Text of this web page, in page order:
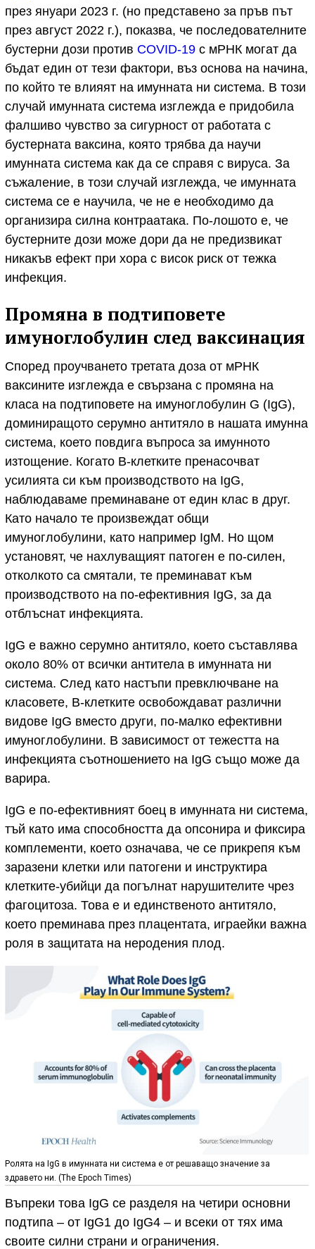
през януари 2023 г. (но представено за пръв път
през август 2022 г.), показва, че последователните
бустерни дози против COVID-19 с мРНК могат да
бъдат един от тези фактори, въз основа на начина,
по който те влияят на имунната ни система. В този
случай имунната система изглежда е придобила
фалшиво чувство за сигурност от работата с
бустерната ваксина, която трябва да научи
имунната система как да се справя с вируса. За
съжаление, в този случай изглежда, че имунната
система се е научила, че не е необходимо да
организира силна контраатака. По-лошото е, че
бустерните дози може дори да не предизвикат
никакъв ефект при хора с висок риск от тежка
инфекция.
Промяна в подтиповете
имуноглобулин след ваксинация
Според проучването третата доза от мРНК
ваксините изглежда е свързана с промяна на
класа на подтиповете на имуноглобулин G (IgG),
доминиращото серумно антитяло в нашата имунна
система, което повдига въпроса за имунното
изтощение. Когато В-клетките пренасочват
усилията си към производството на IgG,
наблюдаваме преминаване от един клас в друг.
Като начало те произвеждат общи
имуноглобулини, като например IgM. Но щом
установят, че нахлуващият патоген е по-силен,
отколкото са смятали, те преминават към
производството на по-ефективния IgG, за да
отблъснат инфекцията.
IgG е важно серумно антитяло, което съставлява
около 80% от всички антитела в имунната ни
система. След като настъпи превключване на
класовете, В-клетките освобождават различни
видове IgG вместо други, по-малко ефективни
имуноглобулини. В зависимост от тежестта на
инфекцията съотношението на IgG също може да
варира.
IgG е по-ефективният боец в имунната ни система,
тъй като има способността да опсонира и фиксира
комплементи, което означава, че се прикрепя към
заразени клетки или патогени и инструктира
клетките-убийци да погълнат нарушителите чрез
фагоцитоза. Това е и единственото антитяло,
което преминава през плацентата, играейки важна
роля в защитата на неродения плод.
Ролята на IgG в имунната ни система е от решаващо значение за
здравето ни. (The Epoch Times)
Въпреки това IgG се разделя на четири основни
подтипа – от IgG1 до IgG4 – и всеки от тях има
своите силни страни и ограничения.